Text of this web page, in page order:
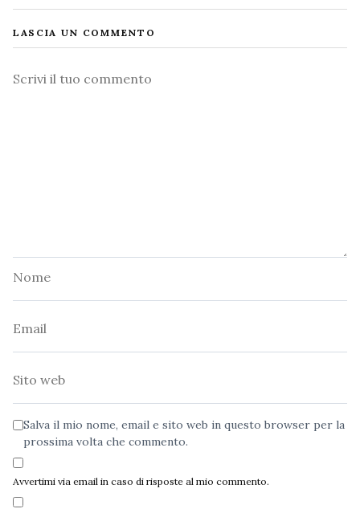
LASCIA UN COMMENTO
Commento
Salva il mio nome, email e sito web in questo browser per la
prossima volta che commento.
Avvertimi via email in caso di risposte al mio commento.